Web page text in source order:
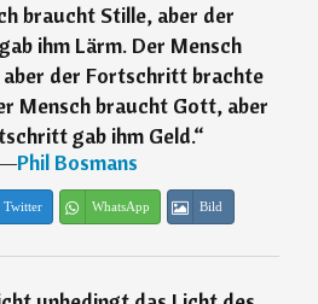
braucht Stille, aber der
ihm Lärm. Der Mensch
der Fortschritt brachte
Mensch braucht Gott, aber
gab ihm Geld.“
Phil Bosmans
Twitter WhatsApp Bild